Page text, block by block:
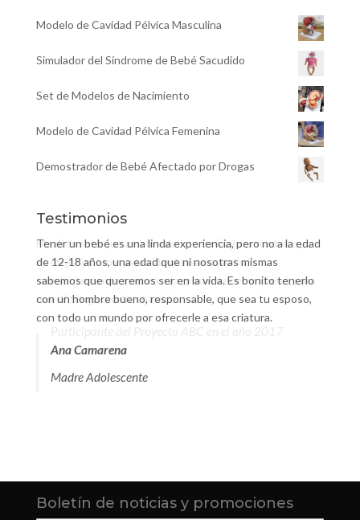
Modelo de Cavidad Pélvica Masculina
Simulador del Síndrome de Bebé Sacudido
Set de Modelos de Nacimiento
Modelo de Cavidad Pélvica Femenina
Demostrador de Bebé Afectado por Drogas
Testimonios
Tener un bebé es una linda experiencia, pero no a la edad
de 12-18 años, una edad que ni nosotras mismas
sabemos que queremos ser en la vida. Es bonito tenerlo
con un hombre bueno, responsable, que sea tu esposo,
con todo un mundo por ofrecerle a esa criatura.
Ana Camarena
Madre Adolescente
Me di cuenta que a esta edad no es fácil ser madre, que
es mejor ya tener una vida planeada, ser lo
suficientemente madura para poder tener un bebé, para
que él tenga una buena vida.
Boletín de noticias y promociones